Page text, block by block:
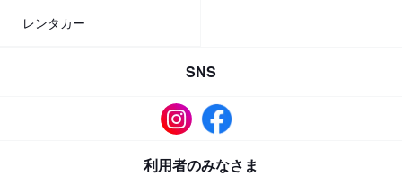
レンタカー
SNS
利用者のみなさま